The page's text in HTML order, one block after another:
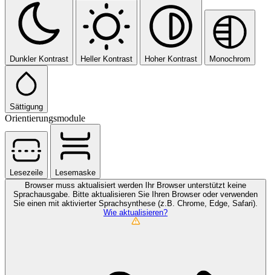
Dunkler Kontrast Heller Kontrast Hoher Kontrast Monochrom
Sättigung
Orientierungsmodule
Lesezeile
Lesemaske
Browser muss aktualisiert werden Ihr Browser unterstützt keine
Sprachausgabe. Bitte aktualisieren Sie Ihren Browser oder verwenden
Sie einen mit aktivierter Sprachsynthese (z.B. Chrome, Edge, Safari).
Wie aktualisieren?